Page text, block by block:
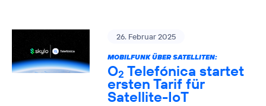
26. Februar 2025
MOBILFUNK ÜBER SATELLITEN:
O2 Telefónica startet
ersten Tarif für
Satellite-IoT